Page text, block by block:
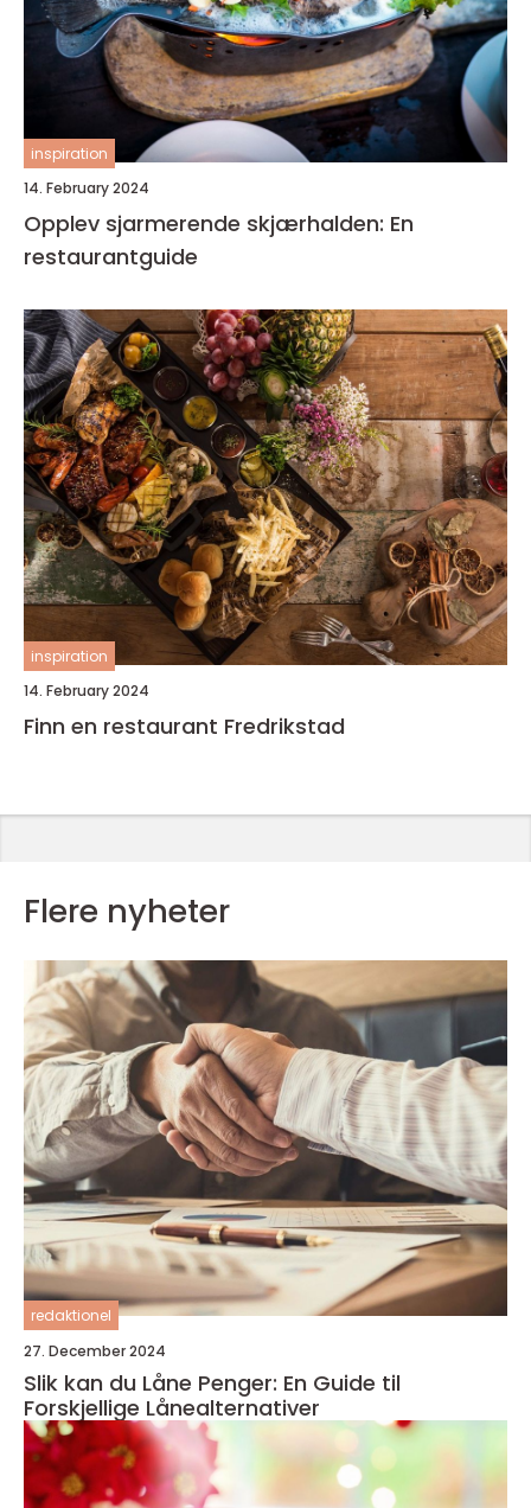
inspiration
14. February 2024
Opplev sjarmerende skjærhalden: En
restaurantguide
inspiration
14. February 2024
Finn en restaurant Fredrikstad
Flere nyheter
redaktionel
27. December 2024
Slik kan du Låne Penger: En Guide til
Forskjellige Lånealternativer